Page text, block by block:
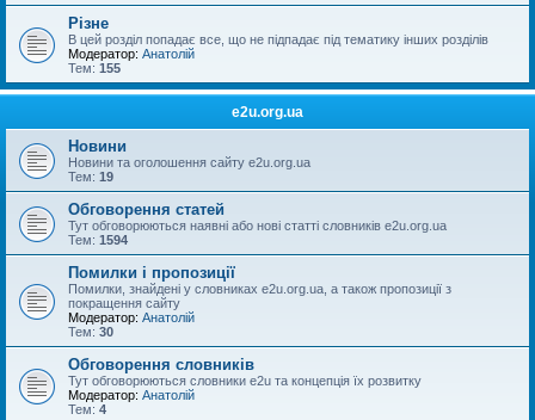
Різне
В цей розділ попадає все, що не підпадає під тематику інших розділів
Модератор: Анатолій
Тем: 155
e2u.org.ua
Новини
Новини та оголошення сайту e2u.org.ua
Тем: 19
Обговорення статей
Тут обговорюються наявні або нові статті словників e2u.org.ua
Тем: 1594
Помилки і пропозиції
Помилки, знайдені у словниках e2u.org.ua, а також пропозиції з
покращення сайту
Модератор: Анатолій
Тем: 30
Обговорення словників
Тут обговорюються словники e2u та концепція їх розвитку
Модератор: Анатолій
Тем: 4